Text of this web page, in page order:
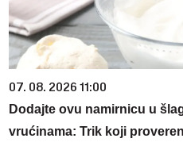
07. 08. 2026 11:00
Dodajte ovu namirnicu u
vrućinama: Trik koji